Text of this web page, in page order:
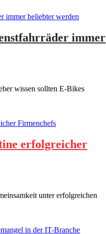
immer
wissen sollten E-Bikes
erfolgreicher
unter erfolgreichen